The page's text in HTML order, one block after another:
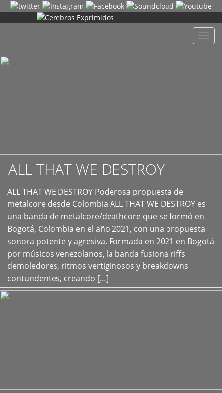
ALL THAT WE DESTROY
ALL THAT WE DESTROY Poderosa propuesta de
metalcore desde Colombia ALL THAT WE DESTROY es
una banda de metalcore/deathcore que se formó en
Bogotá, Colombia en el año 2021, con una propuesta
sonora potente y agresiva. Formada en 2021 en Bogotá
por músicos venezolanos, la banda fusiona riffs
demoledores, ritmos vertiginosos y breakdowns
contundentes, creando […]
+